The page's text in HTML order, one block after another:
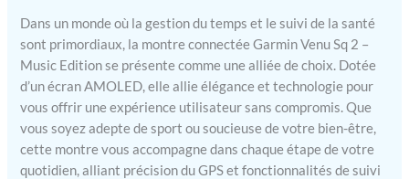
Dans un monde où la gestion du temps et le suivi de la santé
sont primordiaux, la montre connectée Garmin Venu Sq 2 –
Music Edition se présente comme une alliée de choix. Dotée
d’un écran AMOLED, elle allie élégance et technologie pour
vous offrir une expérience utilisateur sans compromis. Que
vous soyez adepte de sport ou soucieuse de votre bien-être,
cette montre vous accompagne dans chaque étape de votre
quotidien, alliant précision du GPS et fonctionnalités de suivi